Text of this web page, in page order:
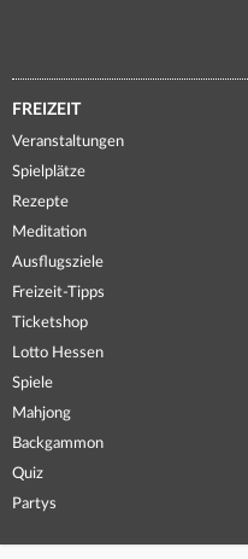
FREIZEIT
Veranstaltungen
Spielplätze
Rezepte
Meditation
Ausflugsziele
Freizeit-Tipps
Ticketshop
Lotto Hessen
Spiele
Mahjong
Backgammon
Quiz
Partys